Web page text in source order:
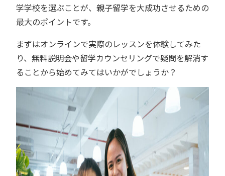
学学校を選ぶことが、親子留学を大成功させるための
最大のポイントです。
まずはオンラインで実際のレッスンを体験してみた
り、無料説明会や留学カウンセリングで疑問を解消す
ることから始めてみてはいかがでしょうか？